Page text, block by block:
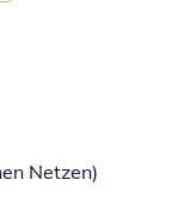
Netzen)